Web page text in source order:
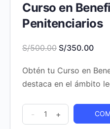
Curso en
Penitenciarios
S/500.00 El
original
era:
S/350.00El
es:
Obtén tu Curso en
destaca en el ámbito
Curso
en
- +